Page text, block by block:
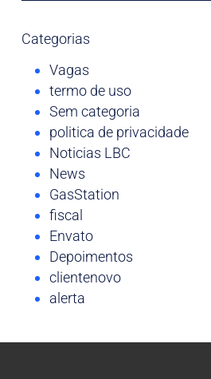
Categorias
Vagas
termo de uso
Sem categoria
politica de privacidade
Noticias LBC
News
GasStation
fiscal
Envato
Depoimentos
clientenovo
alerta